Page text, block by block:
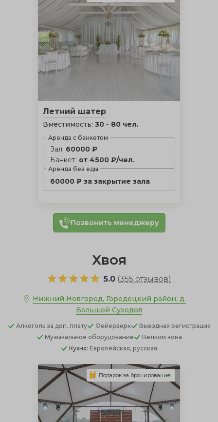
Летний шатер
Вместимость: 30 - 80 чел.
Аренда с банкетом
Зал: 60000 ₽
Банкет: от 4500 ₽/чел.
Аренда без еды
60000 ₽ за закрытие зала
Позвонить менеджеру
Хвоя
5.0 (355 отзывов)
Нижний Новгород, Городецкий район, д.
Большой Суходол
Алкоголь за доп. плату Фейерверк
Выездная регистрация
Музыкальное оборудование
Велком зона
Кухня: Европейская, русская
Подарок за бронирование